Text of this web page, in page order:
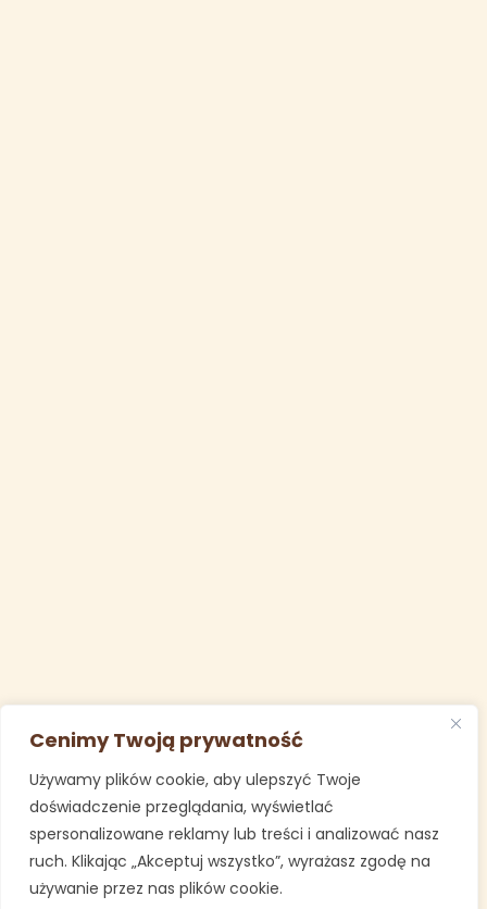
Cenimy Twoją prywatność
Używamy plików cookie, aby ulepszyć Twoje
doświadczenie przeglądania, wyświetlać
spersonalizowane reklamy lub treści i analizować nasz
ruch. Klikając „Akceptuj wszystko”, wyrażasz zgodę na
używanie przez nas plików cookie.